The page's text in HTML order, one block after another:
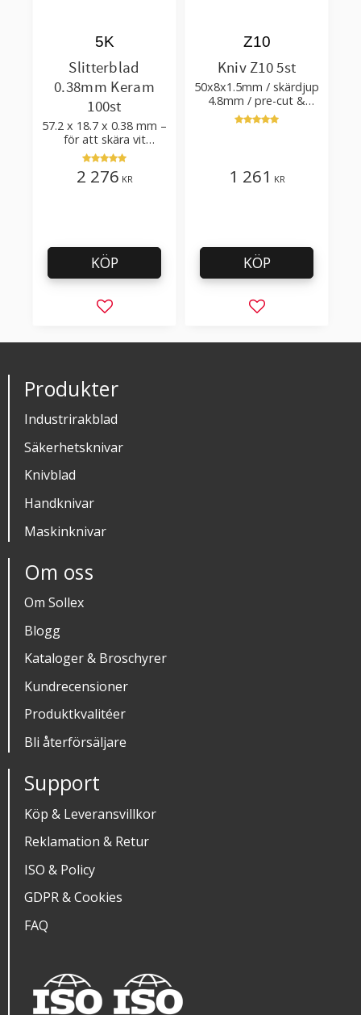
Slitterblad
0.38mm Keram
100st
57.2 x 18.7 x 0.38 mm –
för att skära vit
plastfilm med tillsatser
5K
2 276 KR
Lägg till i favoriter
KÖP
Kniv Z10 5st
50x8x1.5mm / skärdjup
4.8mm / pre-cut &
post-cut 0.84xTm /
skärvinkel 50°
Z10
1 261 KR
Lägg till i
KÖP
Produkter
Industrirakblad
Säkerhetsknivar
Knivblad
Handknivar
Maskinknivar
Om oss
Om Sollex
Blogg
Kataloger & Broschyrer
Kundrecensioner
Produktkvalitéer
Bli återförsäljare
Support
Köp & Leveransvillkor
Reklamation & Retur
ISO & Policy
GDPR & Cookies
FAQ